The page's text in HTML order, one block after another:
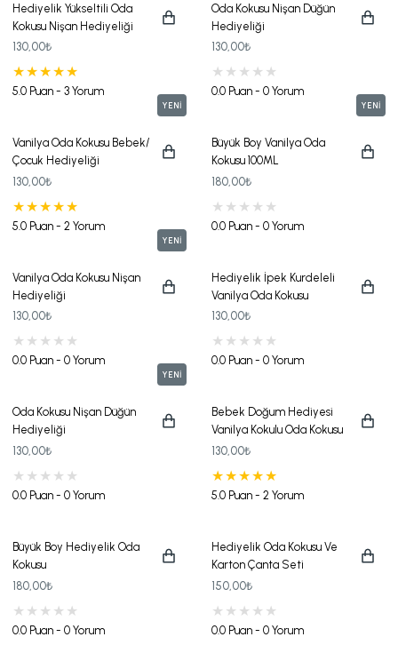
Hediyelik Yükseltili Oda
Kokusu Nişan Hediyeliği
130,00₺
5.0 Puan - 3 Yorum
Oda Kokusu Nişan Düğün
Hediyeliği
130,00₺
0.0 Puan - 0 Yorum
YENİ
Vanilya Oda Kokusu Bebek/
Çocuk Hediyeliği
130,00₺
5.0 Puan - 2 Yorum
YENİ
Büyük Boy Vanilya Oda
Kokusu 100ML
180,00₺
0.0 Puan - 0 Yorum
YENİ
Vanilya Oda Kokusu Nişan
Hediyeliği
130,00₺
0.0 Puan - 0 Yorum
Hediyelik İpek Kurdeleli
Vanilya Oda Kokusu
130,00₺
0.0 Puan - 0 Yorum
YENİ
Oda Kokusu Nişan Düğün
Hediyeliği
130,00₺
0.0 Puan - 0 Yorum
Bebek Doğum Hediyesi
Vanilya Kokulu Oda Kokusu
130,00₺
5.0 Puan - 2 Yorum
Büyük Boy Hediyelik Oda
Kokusu
180,00₺
0.0 Puan - 0 Yorum
Hediyelik Oda Kokusu Ve
Karton Çanta Seti
150,00₺
0.0 Puan - 0 Yorum